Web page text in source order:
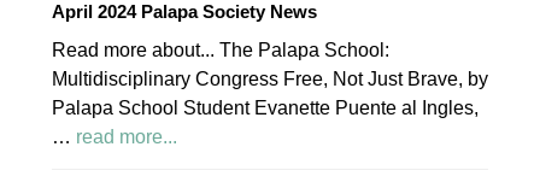
April 2024 Palapa Society News
Read more about... The Palapa School:
Multidisciplinary Congress Free, Not Just Brave, by
Palapa School Student Evanette Puente al Ingles,
… read more...